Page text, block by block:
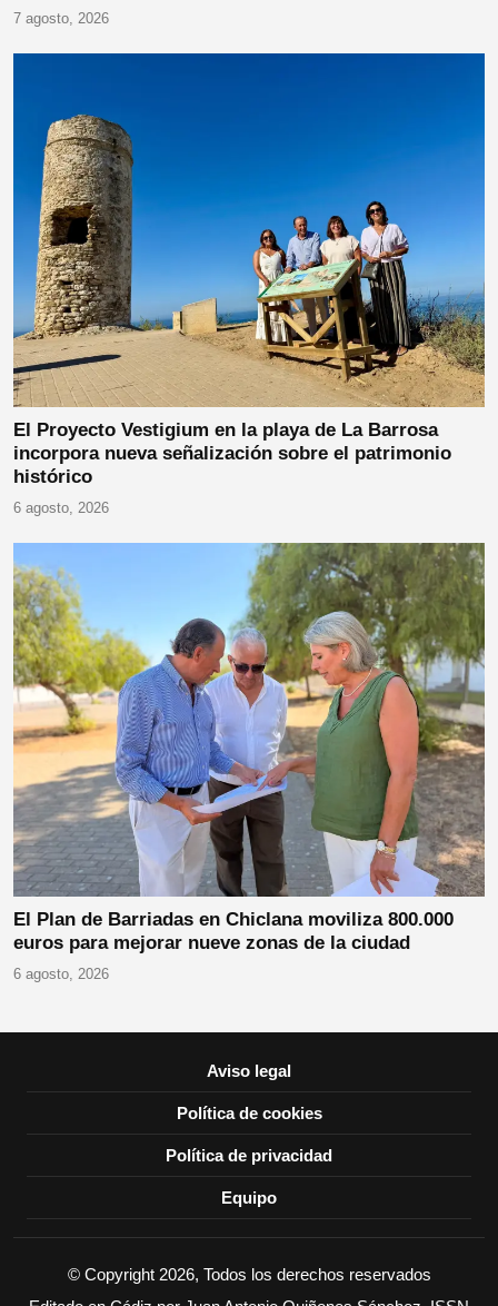
7 agosto, 2026
El Proyecto Vestigium en la playa de La Barrosa
incorpora nueva señalización sobre el patrimonio
histórico
6 agosto, 2026
El Plan de Barriadas en Chiclana moviliza 800.000
euros para mejorar nueve zonas de la ciudad
6 agosto, 2026
Aviso legal
Política de cookies
Política de privacidad
Equipo
© Copyright 2026, Todos los derechos reservados